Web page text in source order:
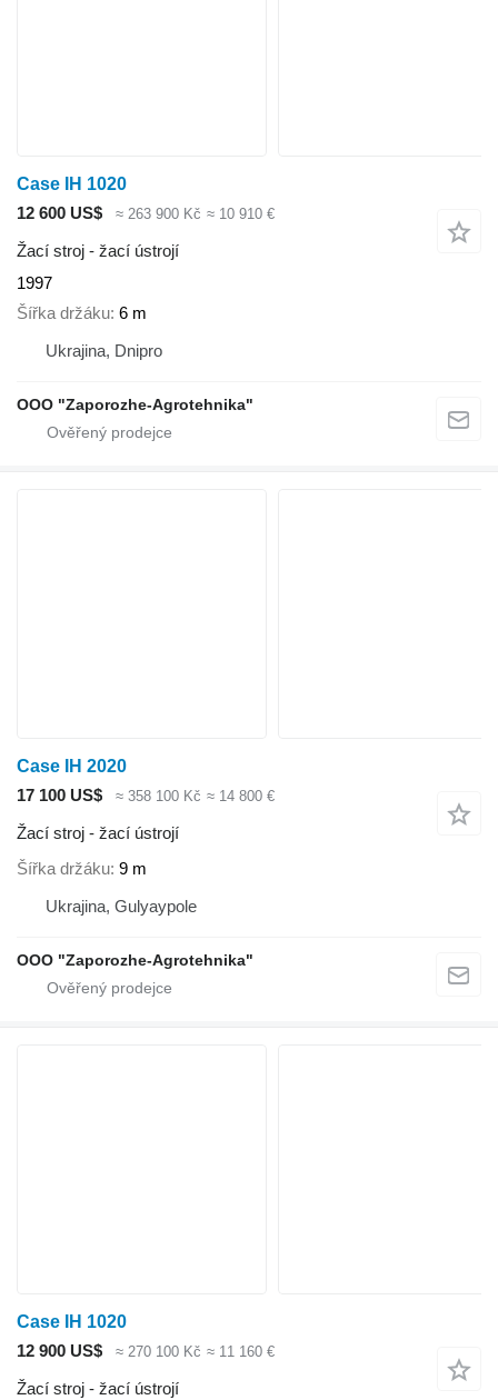
Case IH 1020
12 600 US$
≈ 263 900 Kč ≈ 10 910 €
Žací stroj - žací ústrojí
1997
Šířka držáku 6 m
Ukrajina, Dnipro
OOO "Zaporozhe-Agrotehnika"
Case IH 2020
17 100 US$
≈ 358 100 Kč ≈ 14 800 €
Žací stroj - žací ústrojí
Šířka držáku 9 m
Ukrajina, Gulyaypole
OOO "Zaporozhe-Agrotehnika"
Case IH 1020
12 900 US$
≈ 270 100 Kč ≈ 11 160 €
Žací stroj - žací ústrojí